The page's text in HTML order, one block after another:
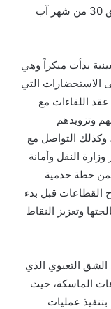
الساعة 6 صباحاً من يوم أمس الأربعاء الموافق 30 من شهر آب
بدأت مبكراً وهي
الاستحضارات التي
اللقاءات مع
وتزويدهم
وكذلك التواصل مع
وزارة النقل وأمانة
ضمن خطة خدمية
القطاعات قبل بدء
وتعزيز النقاط
الشق التعبوي الذي
خلال القطاعات الماسكة، حيث
عمليات